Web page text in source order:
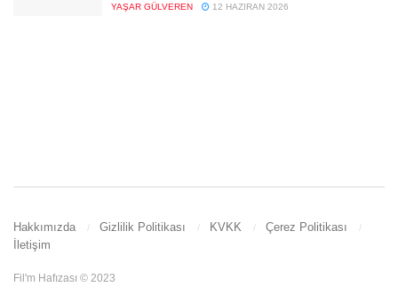
YAŞAR GÜLVEREN 12 HAZIRAN 2026
Hakkımızda Gizlilik Politikası KVKK
Çerez Politikası
İletişim
Fil'm Hafızası © 2023